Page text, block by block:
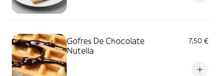
Gofres De Chocolate
Nutella
7,50 €